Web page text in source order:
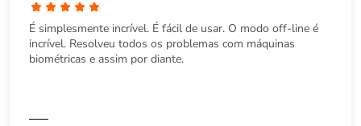
É simplesmente incrível. É fácil de usar. O modo off-line é
incrível. Resolveu todos os problemas com máquinas
biométricas e assim por diante.